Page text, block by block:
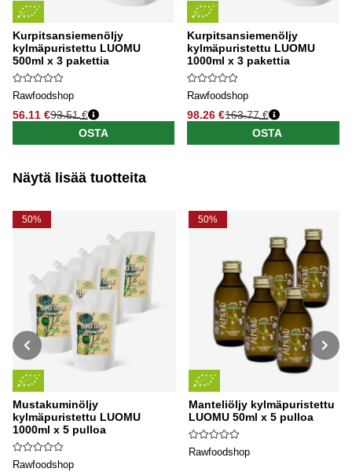
Kurpitsansiemenöljy
kylmäpuristettu LUOMU
500ml x 3 pakettia
Rawfoodshop
56.11 €93.51 €
OSTA
Kurpitsansiemenöljy
kylmäpuristettu LUOMU
1000ml x 3 pakettia
Rawfoodshop
98.26 €163.77 €
OSTA
Näytä lisää tuotteita
50%
Mustakuminöljy
kylmäpuristettu LUOMU
1000ml x 5 pulloa
Rawfoodshop
50%
Manteliöljy kylmäpuristettu
LUOMU 50ml x 5 pulloa
Rawfoodshop